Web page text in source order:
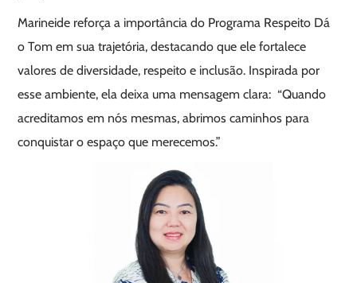
Marineide reforça a importância do Programa Respeito Dá
o Tom em sua trajetória, destacando que ele fortalece
valores de diversidade, respeito e inclusão. Inspirada por
esse ambiente, ela deixa uma mensagem clara: “Quando
acreditamos em nós mesmas, abrimos caminhos para
conquistar o espaço que merecemos.”